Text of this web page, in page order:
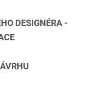
DESIGNÉRA -